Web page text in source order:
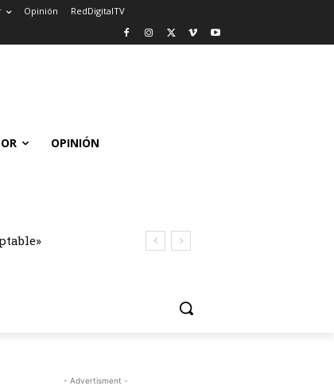
Opinión RedDigitalTV
OPINIÓN
- Advertisment -